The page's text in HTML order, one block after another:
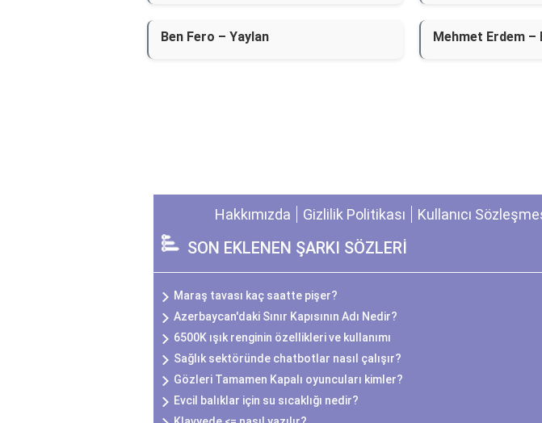
Ben Fero – Yaylan Mehmet Erdem –
Hakkımızda Gizlilik Politikası Kullanıcı
SON EKLENEN ŞARKI SÖZLERİ
Maraş tavası kaç saatte pişer?
Azerbaycan'daki Sınır Kapısının Adı Nedir?
6500K ışık renginin özellikleri ve kullanımı
Sağlık sektöründe chatbotlar nasıl çalışır?
Gözleri Tamamen Kapalı oyuncuları kimler?
Evcil balıklar için su sıcaklığı nedir?